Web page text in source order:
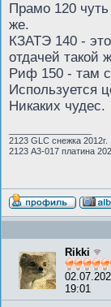
Прамо 120
же.
КЗАТЭ 140 -
отдачей такой
Риф 150 - там
Используется
Никаких чудес.
2123 GLC снежка 2012г.
2123 А3-017 платина
Rikki
19:01